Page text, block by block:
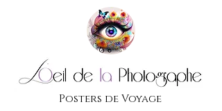
Posters de Voyage